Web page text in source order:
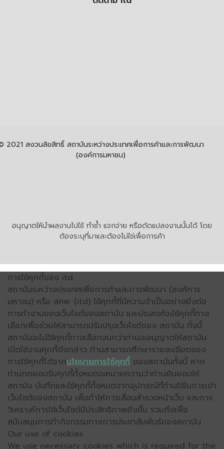
อนุญาตให้นำผลงานไปใช้ ทำซ้ำ แจกจ่าย หรือดัดแปลงงานนั้นได้ โดย
ต้องระบุที่มาและต้องไม่ใช่เพื่อการค้า
2021 สงวนลิขสิทธิ์ สถาบันระหว่างประเทศเพื่อการค้าและการพัฒนา
(องค์การมหาชน)
การใช้คุกกี้ของ itd
สถาบันระหว่างประเทศเพื่อการค้าและการพัฒนา (องค์การ
มหาชน) หรือ สคพ. (itd) ใช้คุกกี้ที่มีความจำเป็นอย่างยิ่งต่อ
การทำงานของเว็บไซต์ของสถาบัน และประสงค์จะใช้คุกกี้ทาง
เลือกเพื่อช่วยให้สามารถปรับปรุงเว็บไซต์ของ สถาบัน ทั้งนี้
สถาบันจะไม่ใช้คุกกี้ทางเลือกจนกว่าท่านจะอนุญาตให้สถาบัน
เปิดใช้งานคุกกี้ดังกล่าว ท่านสามารถศึกษารายละเอียดของ
การใช้คุกกี้ได้จากนโยบายการใช้คุกกี้ ของสถาบันทั้งนี้ หาก
ท่านกดยอมรับคุกกี้ทั้งหมดจะหมายความว่าท่านยินยอมให้
สถาบัน บันทึกและใช้คุกกี้ทั้งหมดจากอุปกรณ์ที่ท่านใช้ในการเข้า
เว็บไซต์ของสถาบัน เพื่อทำให้การเลื่อนสำรวจหน้าเว็บ และการ
วิเคราะห์การใช้เว็บไซต์มีประสิทธิภาพยิ่งขึ้น รวมถึงเพื่อ
สนับสนุนการทำกิจกรรมทางการประชาสัมพันธ์ของสถาบัน
Our use of cookies
We use necessary cookies which is required for the